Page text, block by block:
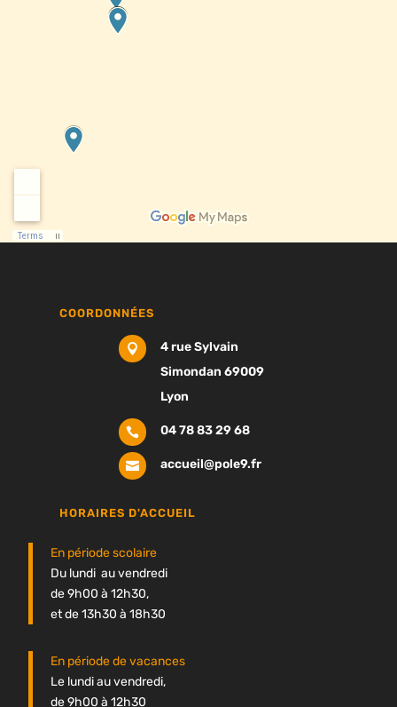
COORDONNÉES

4 rue Sylvain
Simondan 69009
Lyon
 04 78 83 29 68
 accueil@pole9.fr
HORAIRES D'ACCUEIL
En période scolaire
Du lundi au vendredi
de 9h00 à 12h30,
et de 13h30 à 18h30
En période de vacances
Le lundi au vendredi,
de 9h00 à 12h30